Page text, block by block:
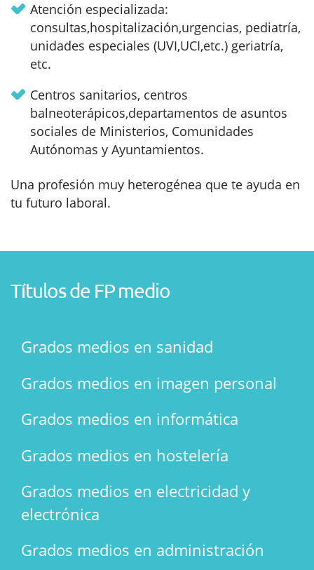
Atención especializada:
consultas,hospitalización,urgencias, pediatría,
unidades especiales (UVI,UCI,etc.) geriatría,
etc.
Centros sanitarios, centros
balneoterápicos,departamentos de asuntos
sociales de Ministerios, Comunidades
Autónomas y Ayuntamientos.
Una profesión muy heterogénea que te ayuda en
tu futuro laboral.
Títulos de FP medio
Grados medios en sanidad
Grados medios en imagen personal
Grados medios en informática
Grados medios en hostelería
Grados medios en electricidad y
electrónica
Grados medios en administración